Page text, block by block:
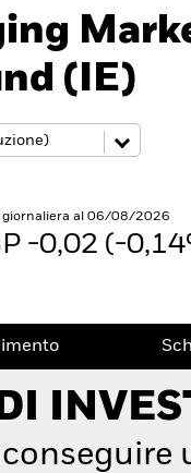
(IE)
giornaliera al 06/08/2026
-0,02 (-